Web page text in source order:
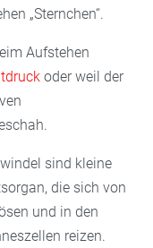
„Sternchen“.
Aufstehen
oder weil der
sind kleine
die sich von
und in den
reizen.